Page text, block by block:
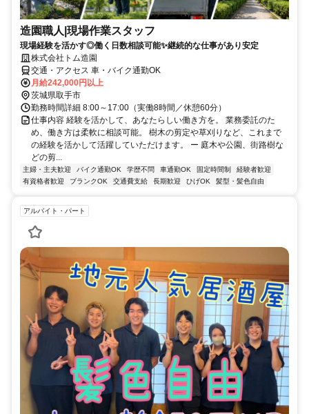
造園職人|現場作業スタッフ
現場経験を活かす◎働く日数相談可能✨継続的な仕事があり安定
株式会社トム造園
交通・アクセス 車・バイク通勤OK
月給242,000円以上
茨城県取手市
勤務時間詳細 8:00～17:00（実働8時間／休憩60分）
仕事内容 経験を活かして、あなたらしい働き方を。 業務委託のた
め、働き方は柔軟に相談可能。 樹木の剪定や草刈りなど、これまで
の経験を活かして活躍していただけます。 ー 庭木や公園、街路樹な
どの剪...
主婦・主夫歓迎 バイク通勤OK 学歴不問 車通勤OK 固定時間制
経験者歓迎
有資格者歓迎
ブランクOK 交通費支給 長期歓迎 ひげOK 髪型・髪色自由
アルバイト・パート